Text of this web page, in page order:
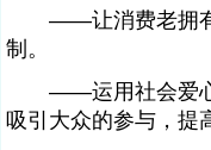
——让消费老拥有
制。
——运用社会爱心
吸引大众的参与，提